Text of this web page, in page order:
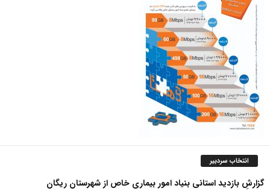
انتخاب سردبیر
گزارشِ بازدید استانی بنیاد امور بیماری خاص از شهرستان ریگان